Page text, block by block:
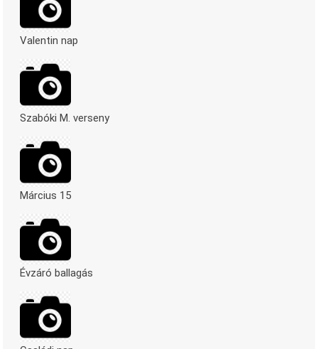
Valentin nap
Szabóki M. verseny
Március 15
Évzáró ballagás